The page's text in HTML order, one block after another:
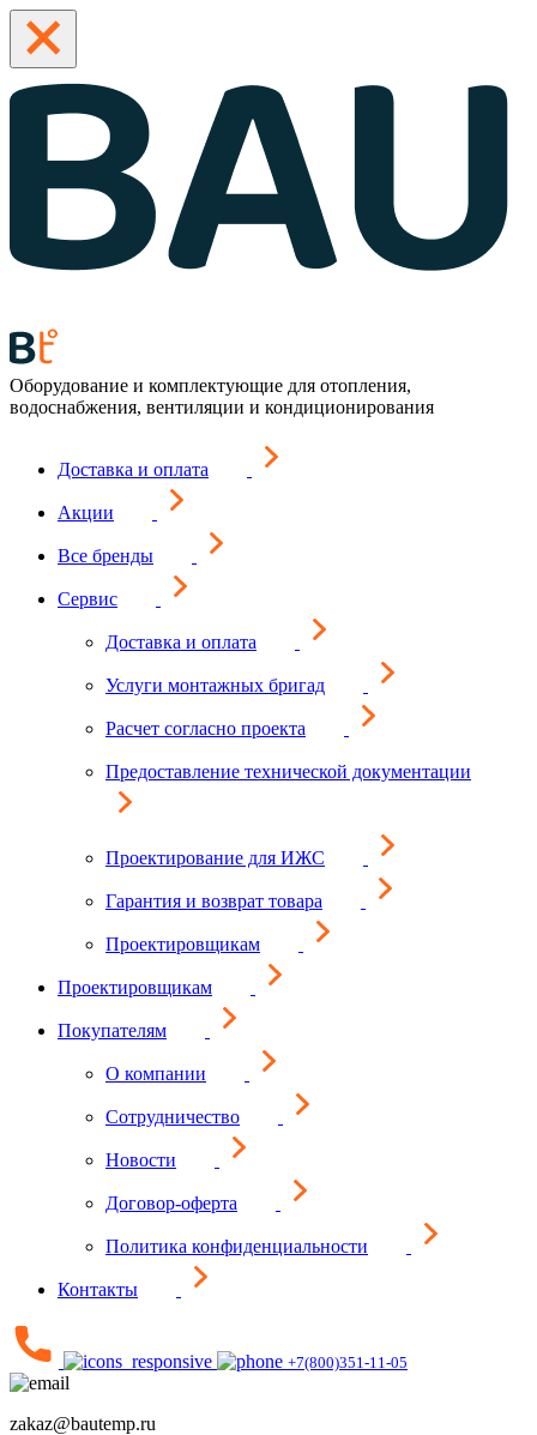
Оборудование и комплектующие для отопления,
водоснабжения, вентиляции и кондиционирования
Доставка и оплата
Акции
Все бренды
Сервис
Доставка и оплата
Услуги монтажных бригад
Расчет согласно проекта
Предоставление технической документации
Проектирование для ИЖС
Гарантия и возврат товара
Проектировщикам
Проектировщикам
Покупателям
О компании
Сотрудничество
Новости
Договор-оферта
Политика конфиденциальности
Контакты
+7(800)351-11-05
zakaz@bautemp.ru